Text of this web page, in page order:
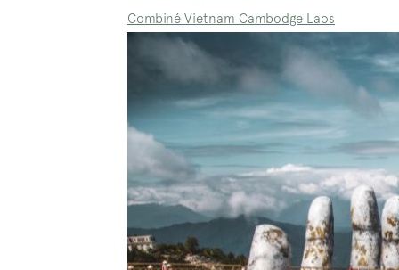
Combiné Vietnam Cambodge Laos